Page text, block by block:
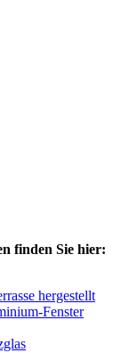
finden Sie hier:
hergestellt
Fenster